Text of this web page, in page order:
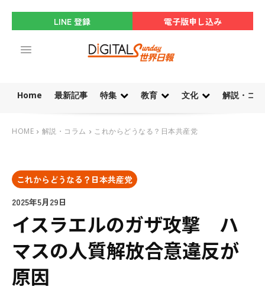
LINE 登録 電子版申し込み
Home 最新記事 特集 教育 文化 解説・コ
HOME 解説・コラム これからどうなる？日本共産党
これからどうなる？日本共産党
2025年5月29日
イスラエルのガザ攻撃 ハ
マスの人質解放合意違反が
原因